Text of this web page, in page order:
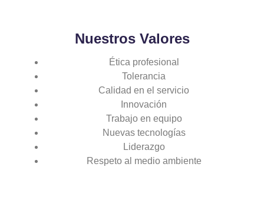
Nuestros Valores
Ética profesional
Tolerancia
Calidad en el servicio
Innovación
Trabajo en equipo
Nuevas tecnologías
Liderazgo
Respeto al medio ambiente